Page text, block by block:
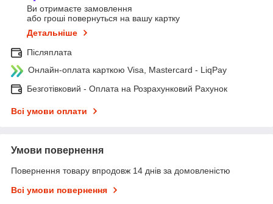
Ви отримаєте замовлення
або гроші повернуться на вашу картку
Детальніше
Післяплата
Онлайн-оплата карткою Visa, Mastercard - LiqPay
Безготівковий - Оплата на Розрахунковий Рахунок
Всі умови оплати
Умови повернення
Повернення товару впродовж 14 днів за домовленістю
Всі умови повернення